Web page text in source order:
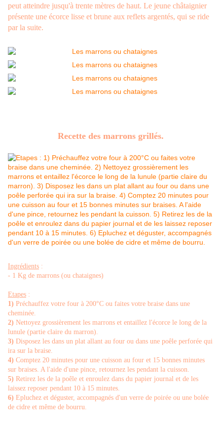
peut atteindre jusqu'à trente mètres de haut. Le jeune châtaignier
présente une écorce lisse et brune aux reflets argentés, qui se ride
par la suite.
Recette des marrons grillés.
Ingrédients :
- 1 Kg de marrons (ou chataignes)
Etapes :
1) Préchauffez votre four à 200°C ou faites votre braise dans une
cheminée.
2) Nettoyez grossièrement les marrons et entaillez l'écorce le long de la
lunule (partie claire du marron).
3) Disposez les dans un plat allant au four ou dans une poêle perforée qui
ira sur la braise.
4) Comptez 20 minutes pour une cuisson au four et 15 bonnes minutes
sur braises. A l'aide d'une pince, retournez les pendant la cuisson.
5) Retirez les de la poêle et enroulez dans du papier journal et de les
laissez reposer pendant 10 à 15 minutes.
6) Epluchez et déguster, accompagnés d'un verre de poirée ou une bolée
de cidre et même de bourru.